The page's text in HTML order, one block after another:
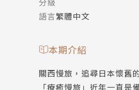
語言繁體中文
本期介紹
關西慢旅，追尋日本懷舊
「療癒慢旅」近年一直